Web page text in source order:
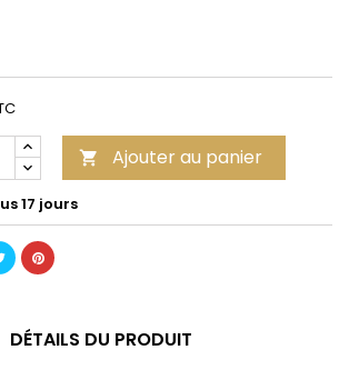
 Ajouter au panier
17 jours
DÉTAILS DU PRODUIT